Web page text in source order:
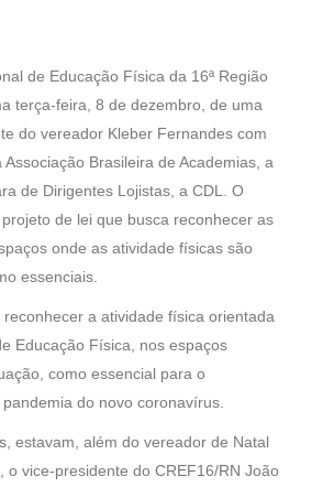
de Educação Física da 16ª Região
terça-feira, 8 de dezembro, de uma
do vereador Kleber Fernandes com
Brasileira de Academias, a
de Dirigentes Lojistas, a CDL. O
de lei que busca reconhecer as
onde as atividade físicas são
essenciais.
a atividade física orientada
Educação Física, nos espaços
como essencial para o
do novo coronavírus.
estavam, além do vereador de Natal
o vice-presidente do CREF16/RN João